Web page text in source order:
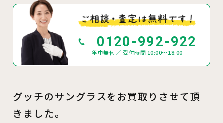
0120-992-922
年中無休 ／ 受付時間 10:00～18:00
グッチのサングラスをお買取りさせて頂
きました。